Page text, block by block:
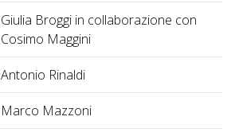
Giulia Broggi in collaborazione con
Cosimo Maggini
Antonio Rinaldi
Marco Mazzoni